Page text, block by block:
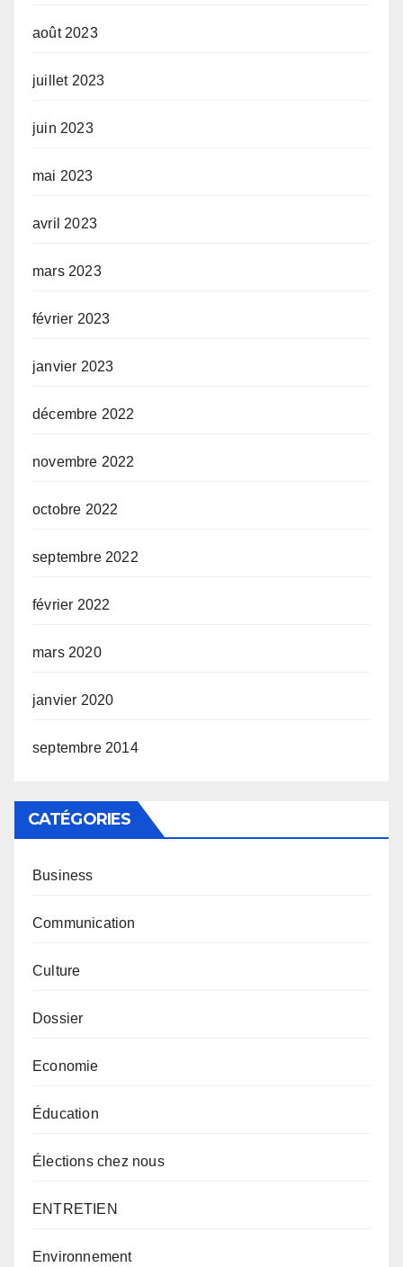
août 2023
juillet 2023
juin 2023
mai 2023
avril 2023
mars 2023
février 2023
janvier 2023
décembre 2022
novembre 2022
octobre 2022
septembre 2022
février 2022
mars 2020
janvier 2020
septembre 2014
CATÉGORIES
Business
Communication
Culture
Dossier
Economie
Éducation
Élections chez nous
ENTRETIEN
Environnement